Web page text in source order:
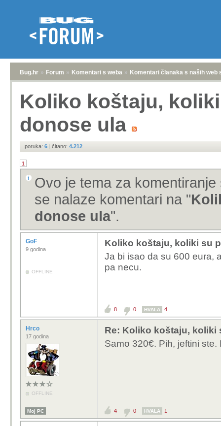
Bug.hr » Forum » Komentari s weba » Komentari članaka s naših web
Koliko koštaju,
donose ula
poruka: 6 | čitano: 4.212
1
Ovo je tema za
se nalaze komentari na "
donose ula".
GoF
9 godina
OFFLINE
Koliko koštaju, koliki su
Ja bi isao da su 600 eura,
pa necu.
8 0 HVALA 4
Hrco
17 godina
OFFLINE
Re: Koliko koštaju,
Samo 320€. Pih, jeftini
Moj PC 4 0 HVALA 1